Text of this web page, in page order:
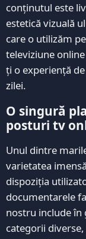
conținutul este
estetică vizuală
care o utilizăm
televiziune
ți o experiență
zilei.
O singură
posturi tv
Unul dintre
varietatea
dispoziția
documentarele
nostru include în
categorii